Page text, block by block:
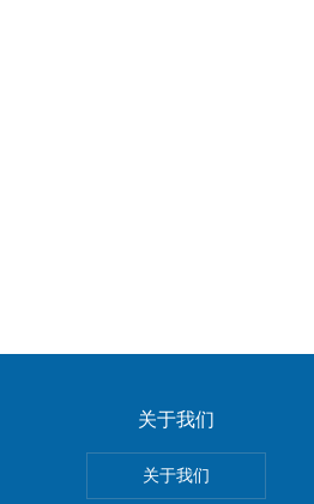
关于我们
关于我们